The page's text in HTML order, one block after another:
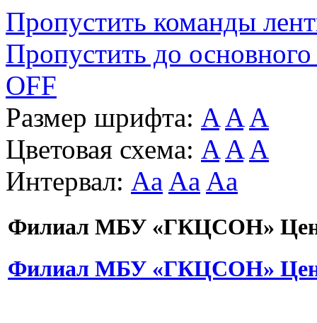
Пропустить команды
Пропустить до основного
OFF
Размер шрифта: A A A
Цветовая схема: A A A
Интервал: Aa Aa Aa
Филиал МБУ «ГКЦСОН»
Филиал МБУ «ГКЦСОН»